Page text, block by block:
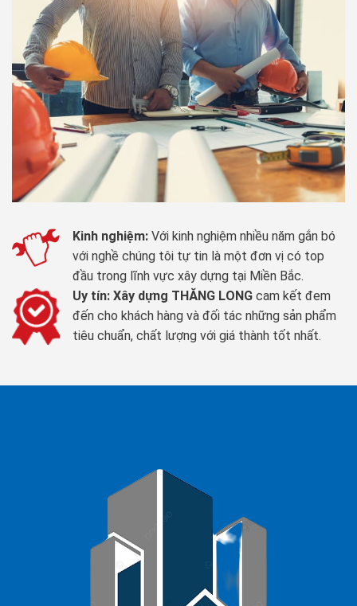
Kinh nghiệm: Với kinh nghiệm nhiều năm gắn bó
với nghề chúng tôi tự tin là một đơn vị có top
đầu trong lĩnh vực xây dựng tại Miền Bắc.
Uy tín: Xây dựng THĂNG LONG cam kết đem
đến cho khách hàng và đối tác những sản phẩm
tiêu chuẩn, chất lượng với giá thành tốt nhất.